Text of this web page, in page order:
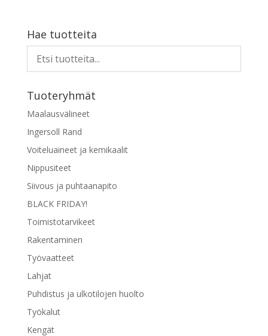
on
useampi
muunnelma.
Voit
valinnat
tuotteen
Hae tuotteita
Tuoteryhmät
Maalausvälineet
Ingersoll Rand
Voiteluaineet ja kemikaalit
Nippusiteet
Siivous ja puhtaanapito
BLACK FRIDAY!
Toimistotarvikeet
Rakentaminen
Työvaatteet
Lahjat
Puhdistus ja ulkotilojen huolto
Työkalut
Kengät